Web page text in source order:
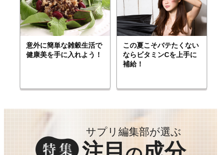
意外に簡単な雑穀生活で
健康美を手に入れよう！
この夏こそバテたくない
ならビタミンCを上手に
補給！
サプリ編集部が選ぶ